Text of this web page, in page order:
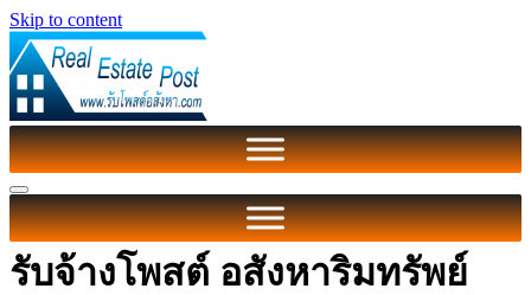
Skip to content
รับจ้างโพสต์ อสังหาริมทรัพย์